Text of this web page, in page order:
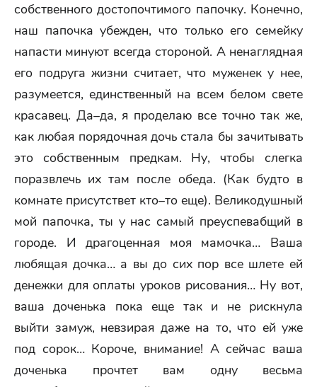
собственного достопочтимого папочку. Конечно,
наш папочка убежден, что только его семейку
напасти минуют всегда стороной. А ненаглядная
его подруга жизни считает, что муженек у нее,
разумеется, единственный на всем белом свете
красавец. Да–да, я проделаю все точно так же,
как любая порядочная дочь стала бы зачитывать
это собственным предкам. Ну, чтобы слегка
поразвлечь их там после обеда. (Как будто в
комнате присутствет кто–то еще). Великодушный
мой папочка, ты у нас самый преуспевабщий в
городе. И драгоценная моя мамочка… Ваша
любящая дочка… а вы до сих пор все шлете ей
денежки для оплаты уроков рисования… Ну вот,
ваша доченька пока еще так и не рискнула
выйти замуж, невзирая даже на то, что ей уже
под сорок… Короче, внимание! А сейчас ваша
доченька прочтет вам одну весьма